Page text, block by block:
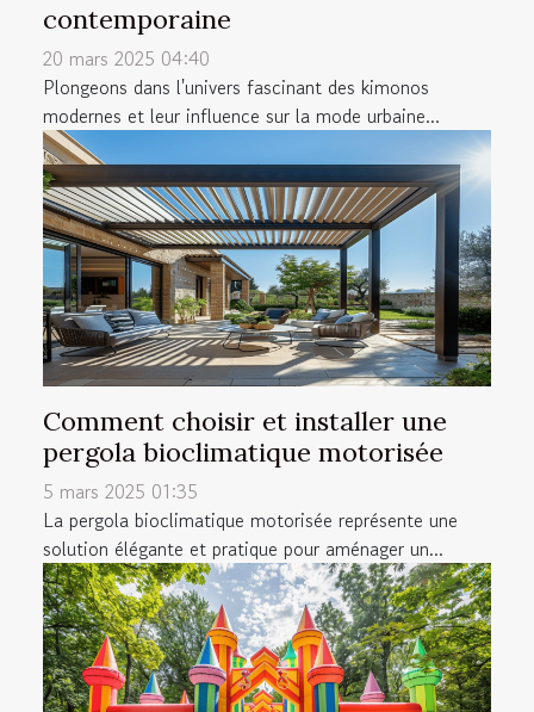
contemporaine
20 mars 2025 04:40
Plongeons dans l'univers fascinant des kimonos
modernes et leur influence sur la mode urbaine...
Comment choisir et installer une
pergola bioclimatique motorisée
5 mars 2025 01:35
La pergola bioclimatique motorisée représente une
solution élégante et pratique pour aménager un...